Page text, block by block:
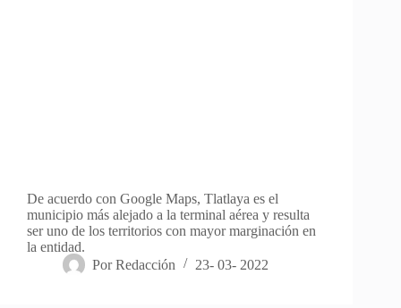
De acuerdo con Google Maps, Tlatlaya es el
municipio más alejado a la terminal aérea y resulta
ser uno de los territorios con mayor marginación en
la entidad.
Por Redacción 23- 03- 2022